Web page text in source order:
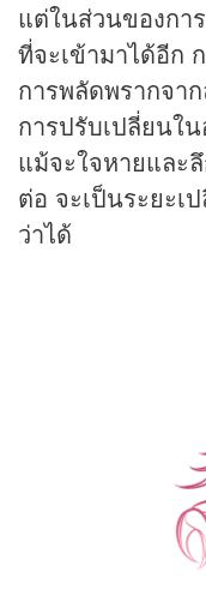
แต่ในส่วนของกา
ที่จะเข้ามาได้อีก
การพลัดพรากจา
การปรับเปลี่ยนใ
แม้จะใจหายและ
ต่อ จะเป็นระยะเ
ว่าได้